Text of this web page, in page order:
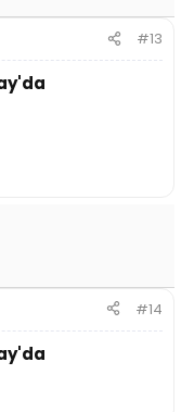
#13
#14